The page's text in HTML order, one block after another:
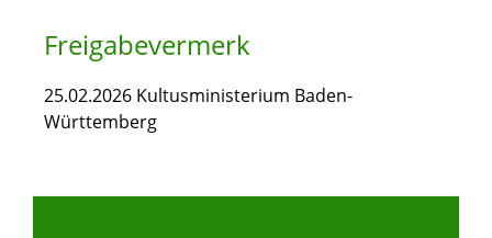
Freigabevermerk
25.02.2026 Kultusministerium Baden-
Württemberg